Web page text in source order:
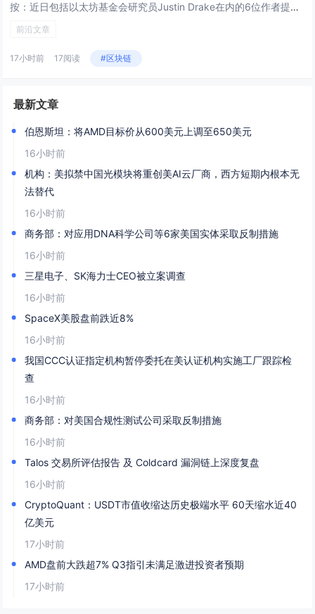
按：近日包括以太坊基金会研究员Justin Drake在内的6位作者提交了一份最新以太坊改进提案EIP-8361，拟在E...
前沿文章
17小时前 17阅读 #区块链
最新文章
伯恩斯坦：将AMD目标价从600美元上调至650美元
16小时前
机构：美拟禁中国光模块将重创美AI云厂商，西方短期内根本无
法替代
16小时前
商务部：对应用DNA科学公司等6家美国实体采取反制措施
16小时前
三星电子、SK海力士CEO被立案调查
16小时前
SpaceX美股盘前跌近8%
16小时前
我国CCC认证指定机构暂停委托在美认证机构实施工厂跟踪检
查
16小时前
商务部：对美国合规性测试公司采取反制措施
16小时前
Talos 交易所评估报告 及 Coldcard 漏洞链上深度复盘
16小时前
CryptoQuant：USDT市值收缩达历史极端水平 60天缩水近40
亿美元
17小时前
AMD盘前大跌超7% Q3指引未满足激进投资者预期
17小时前